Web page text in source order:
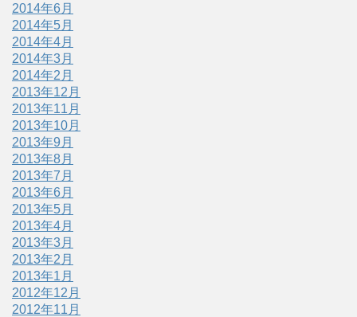
2014年6月
2014年5月
2014年4月
2014年3月
2014年2月
2013年12月
2013年11月
2013年10月
2013年9月
2013年8月
2013年7月
2013年6月
2013年5月
2013年4月
2013年3月
2013年2月
2013年1月
2012年12月
2012年11月